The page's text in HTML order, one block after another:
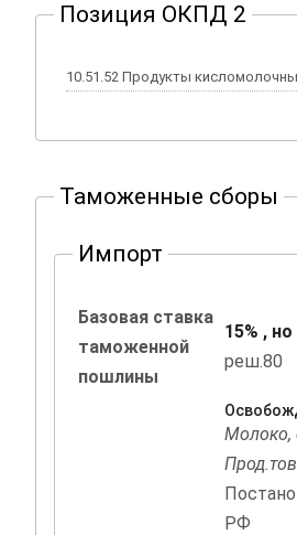
Позиция ОКПД 2
10.51.52 Продукты
Таможенные сборы
Импорт
Базовая ставка
таможенной
пошлины
15% ,
реш.80
Молоко,
РФ